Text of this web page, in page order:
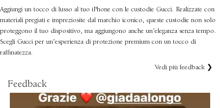
Aggiungi un tocco di lusso al tuo iPhone con le custodie Gucci. Realizzate con
materiali pregiati e impreziosite dal marchio iconico, queste custodie non solo
proteggono il tuo dispositivo, ma aggiungono anche un’eleganza senza tempo.
Scegli Gucci per un’esperienza di protezione premium con un tocco di
raffinatezza.
Feedback
Vedi più feedback ❯